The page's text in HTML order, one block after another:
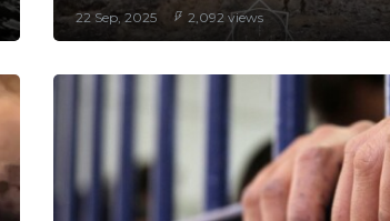
22 Sep, 2025 2,092 views